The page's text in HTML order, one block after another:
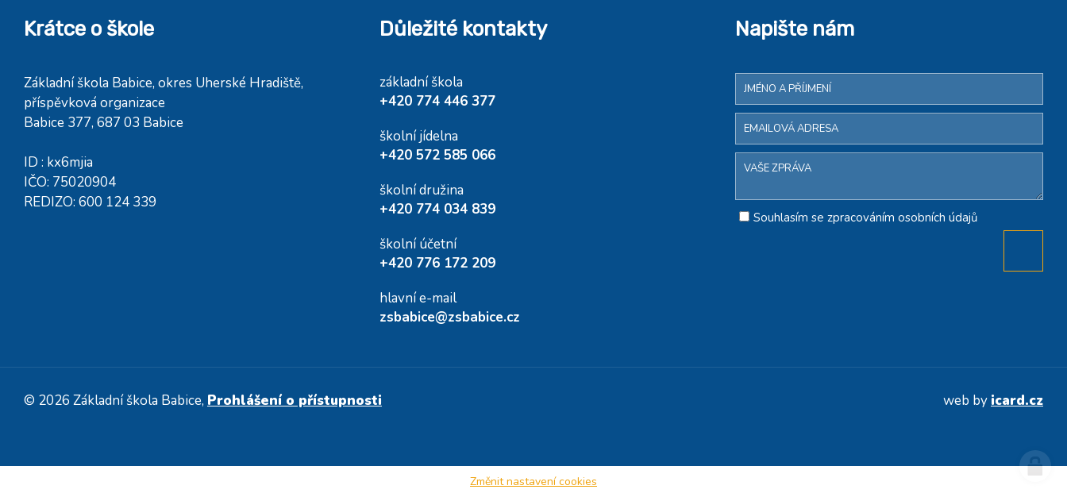
Krátce o škole
Základní škola Babice, okres Uherské Hradiště,
příspěvková organizace
Babice 377, 687 03 Babice
ID : kx6mjia
IČO: 75020904
REDIZO: 600 124 339
Důležité kontakty
základní škola
+420 774 446 377
školní jídelna
+420 572 585 066
školní družina
+420 774 034 839
školní účetní
+420 776 172 209
hlavní e-mail
zsbabice@zsbabice.cz
Napište nám
Souhlasím se zpracováním osobních údajů
© 2026 Základní škola Babice, Prohlášení o přístupnosti web by icard.cz
Změnit nastavení cookies